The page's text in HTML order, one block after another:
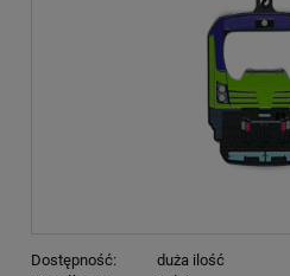
Dostępność:
duża ilość